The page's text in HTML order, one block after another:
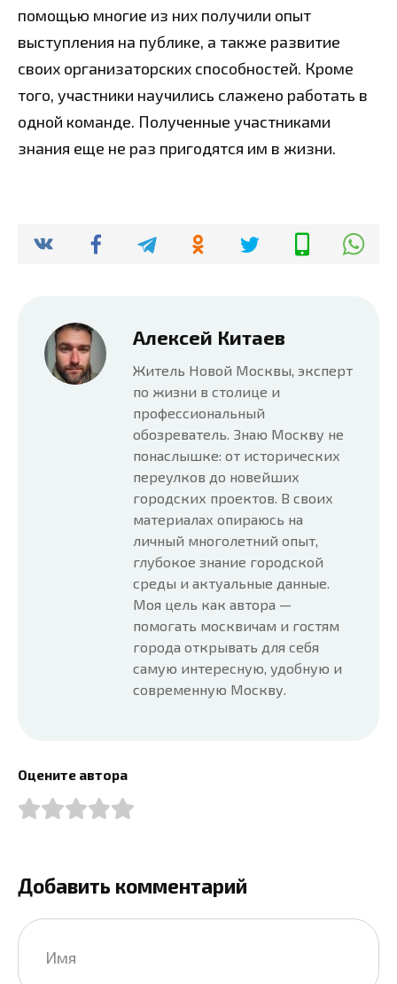
помощью многие из них получили опыт
выступления на публике, а также развитие
своих организаторских способностей. Кроме
того, участники научились слажено работать в
одной команде. Полученные участниками
знания еще не раз пригодятся им в жизни.
Алексей Китаев
Житель Новой Москвы, эксперт
по жизни в столице и
профессиональный
обозреватель. Знаю Москву не
понаслышке: от исторических
переулков до новейших
городских проектов. В своих
материалах опираюсь на
личный многолетний опыт,
глубокое знание городской
среды и актуальные данные.
Моя цель как автора —
помогать москвичам и гостям
города открывать для себя
самую интересную, удобную и
современную Москву.
Оцените автора
Добавить комментарий
Имя